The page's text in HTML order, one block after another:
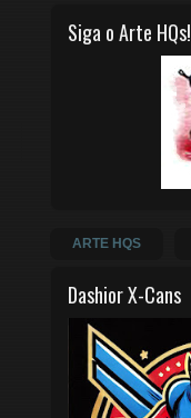
Siga o Arte HQs!
ARTE HQS
Dashior X-Cans